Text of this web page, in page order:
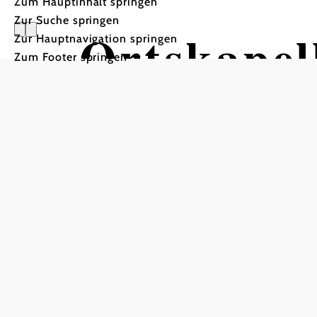
Zur Suche springen
Zur Hauptnavigation springen
Zum Footer springen